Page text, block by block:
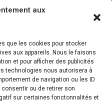
aux
que les cookies pour stocker
aux appareils. Nous le faisons
et pour afficher des publicités
technologies nous autorisera à
de navigation ou les ID
ou de retirer son
sur certaines fonctonnalités et